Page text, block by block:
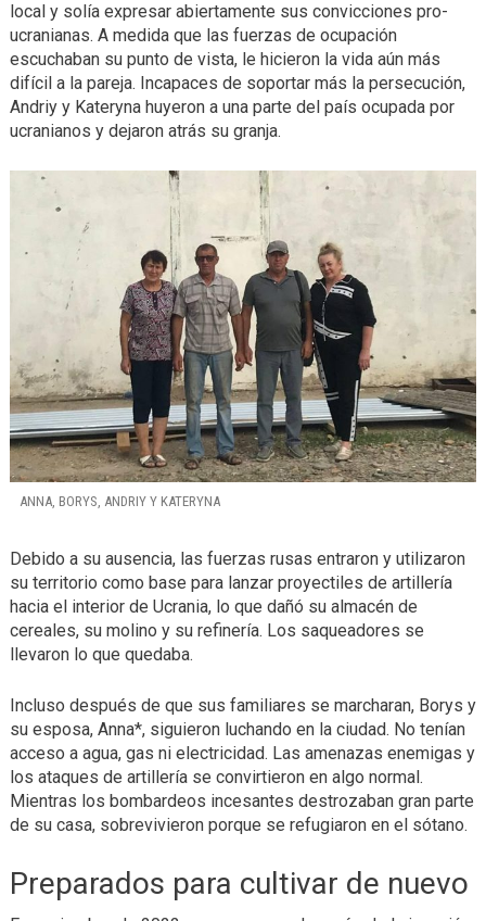
local y solía expresar abiertamente sus convicciones pro-
ucranianas. A medida que las fuerzas de ocupación
escuchaban su punto de vista, le hicieron la vida aún más
difícil a la pareja. Incapaces de soportar más la persecución,
Andriy y Kateryna huyeron a una parte del país ocupada por
ucranianos y dejaron atrás su granja.
ANNA, BORYS, ANDRIY Y KATERYNA
Debido a su ausencia, las fuerzas rusas entraron y utilizaron
su territorio como base para lanzar proyectiles de artillería
hacia el interior de Ucrania, lo que dañó su almacén de
cereales, su molino y su refinería. Los saqueadores se
llevaron lo que quedaba.
Incluso después de que sus familiares se marcharan, Borys y
su esposa, Anna*, siguieron luchando en la ciudad. No tenían
acceso a agua, gas ni electricidad. Las amenazas enemigas y
los ataques de artillería se convirtieron en algo normal.
Mientras los bombardeos incesantes destrozaban gran parte
de su casa, sobrevivieron porque se refugiaron en el sótano.
Preparados para cultivar de nuevo